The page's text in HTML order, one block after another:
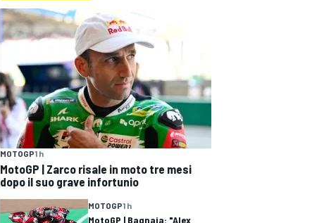
MOTOGP1 h
MotoGP | Zarco risale in moto tre mesi
dopo il suo grave infortunio
MOTOGP1 h
MotoGP | Bagnaia: "Alex